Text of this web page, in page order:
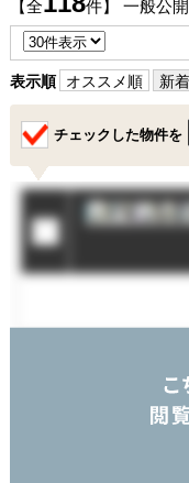
【全 件】 一般公開
表示順 オススメ順 新
チェックした物件を